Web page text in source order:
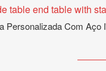
Personalizada Com Aço